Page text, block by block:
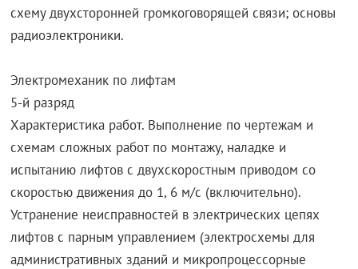
схему двухсторонней громкоговорящей связи; основы
радиоэлектроники.
Электромеханик по лифтам
5-й разряд
Характеристика работ. Выполнение по чертежам и
схемам сложных работ по монтажу, наладке и
испытанию лифтов с двухскоростным приводом со
скоростью движения до 1, 6 м/с (включительно).
Устранение неисправностей в электрических цепях
лифтов с парным управлением (электросхемы для
административных зданий и микропроцессорные